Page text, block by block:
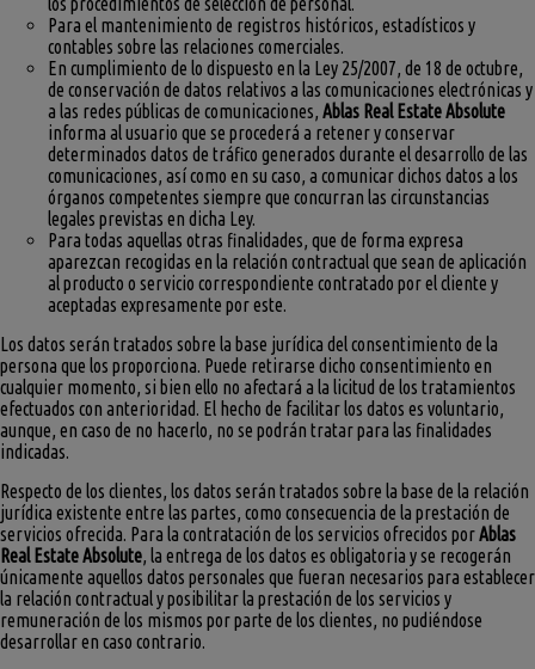
Para el mantenimiento de registros históricos, estadísticos y
contables sobre las relaciones comerciales.
En cumplimiento de lo dispuesto en la Ley 25/2007, de 18 de octubre,
de conservación de datos relativos a las comunicaciones electrónicas y
a las redes públicas de comunicaciones, Ablas Real Estate Absolute
informa al usuario que se procederá a retener y conservar
determinados datos de tráfico generados durante el desarrollo de las
comunicaciones, así como en su caso, a comunicar dichos datos a los
órganos competentes siempre que concurran las circunstancias
legales previstas en dicha Ley.
Para todas aquellas otras finalidades, que de forma expresa
aparezcan recogidas en la relación contractual que sean de aplicación
al producto o servicio correspondiente contratado por el cliente y
aceptadas expresamente por este.
Los datos serán tratados sobre la base jurídica del consentimiento de la
persona que los proporciona. Puede retirarse dicho consentimiento en
cualquier momento, si bien ello no afectará a la licitud de los tratamientos
efectuados con anterioridad. El hecho de facilitar los datos es voluntario,
aunque, en caso de no hacerlo, no se podrán tratar para las finalidades
indicadas.
Respecto de los clientes, los datos serán tratados sobre la base de la relación
jurídica existente entre las partes, como consecuencia de la prestación de
servicios ofrecida. Para la contratación de los servicios ofrecidos porAblas
Real Estate Absolute, la entrega de los datos es obligatoria y se recogerán
únicamente aquellos datos personales que fueran necesarios para establecer
la relación contractual y posibilitar la prestación de los servicios y
remuneración de los mismos por parte de los clientes, no pudiéndose
desarrollar en caso contrario.